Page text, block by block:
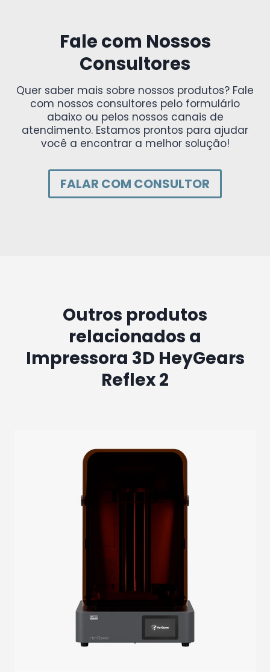
Fale com Nossos
Consultores
Quer saber mais sobre nossos produtos? Fale
com nossos consultores pelo formulário
abaixo ou pelos nossos canais de
atendimento. Estamos prontos para ajudar
você a encontrar a melhor solução!
FALAR COM CONSULTOR
Outros produtos
relacionados a
Impressora 3D HeyGears
Reflex 2